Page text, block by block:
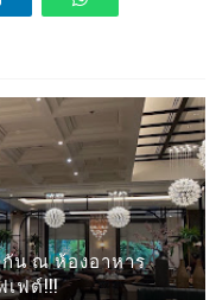
น ณ ห้องอาหาร
เฟต์!!!